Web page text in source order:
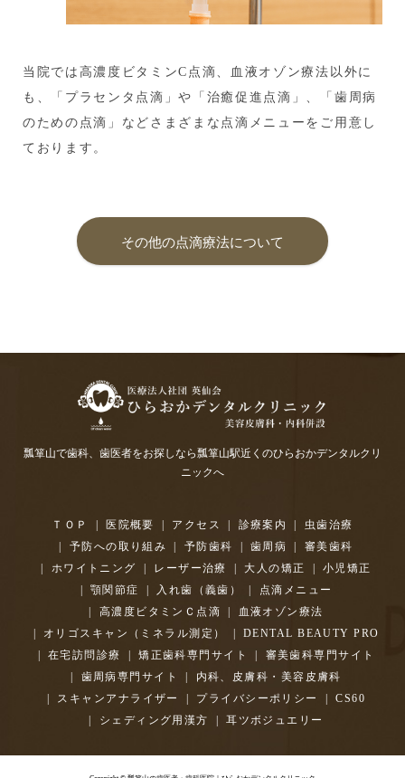
当院では高濃度ビタミンC点滴、血液オゾン療法以外に
も、「プラセンタ点滴」や「治癒促進点滴」、「歯周病
のための点滴」などさまざまな点滴メニューをご用意し
ております。
その他の点滴療法について
瓢箪山で歯科、歯医者をお探しなら瓢箪山駅近くのひらおかデンタルクリ
ニックへ
ＴＯＰ 医院概要 アクセス 診療案内
虫歯治療
予防への取り組み
予防歯科 歯周病
審美歯科
ホワイトニング
レーザー治療 大人の矯正
小児矯正
顎関節症
入れ歯（義歯）
点滴メニュー
高濃度ビタミンＣ点滴
血液オゾン療法
オリゴスキャン（ミネラル測定）
DENTAL BEAUTY PRO
在宅訪問診療
矯正歯科専門サイト
審美歯科専門サイト
歯周病専門サイト
内科、皮膚科・美容皮膚科
スキャンアナライザー
プライバシーポリシー
CS60
シェディング用漢方
耳ツボジュエリー